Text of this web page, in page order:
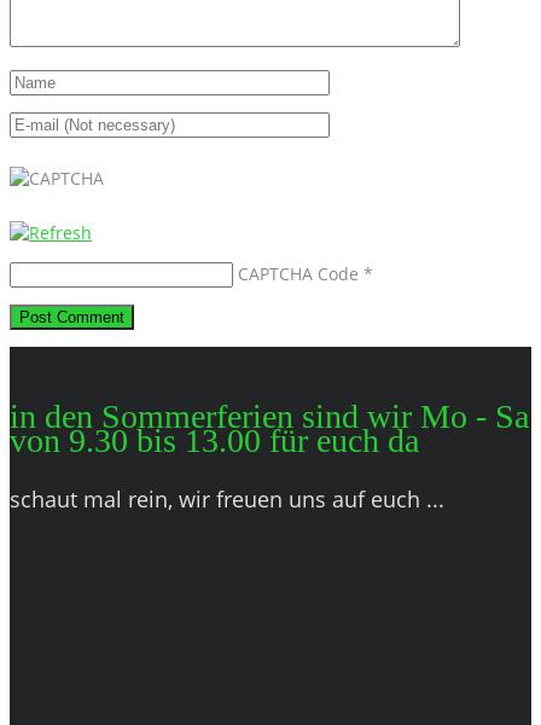
CAPTCHA Code *
in den Sommerferien sind wir Mo - Sa
von 9.30 bis 13.00 für euch da
schaut mal rein, wir freuen uns auf euch ...